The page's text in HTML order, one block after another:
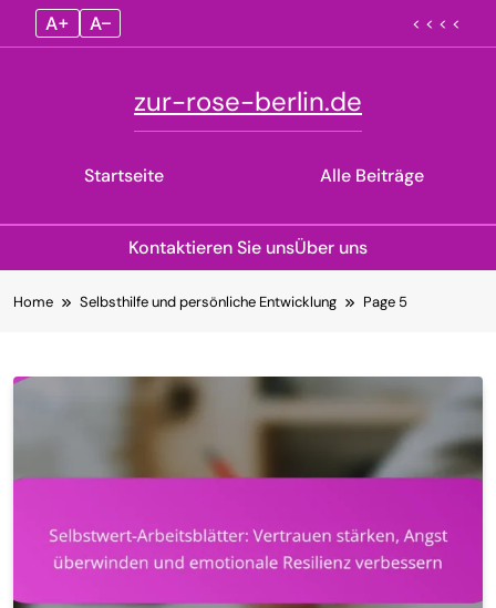
A+ A– < < < <
Startseite
zur-rose-berlin.de
Alle Beiträge
Kontaktieren Sie unsÜber uns
toHome Selbsthilfe und persönliche Entwicklung Page 5